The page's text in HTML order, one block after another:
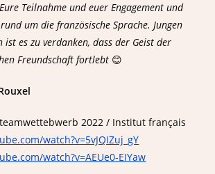
Teilnahme und euer Engagement und
um die französische Sprache. Jungen
ist es zu verdanken, dass der Geist der
Freundschaft fortlebt 😊
2022 / Institut français
watch?v=5vJQIZuj_gY
watch?v=AEUe0-EIYaw